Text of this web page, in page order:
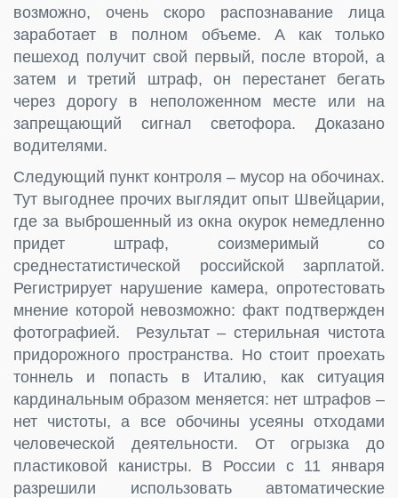
возможно, очень скоро распознавание лица
заработает в полном объеме. А как только
пешеход получит свой первый, после второй, а
затем и третий штраф, он перестанет бегать
через дорогу в неположенном месте или на
запрещающий сигнал светофора. Доказано
водителями.
Следующий пункт контроля – мусор на обочинах.
Тут выгоднее прочих выглядит опыт Швейцарии,
где за выброшенный из окна окурок немедленно
придет штраф, соизмеримый со
среднестатистической российской зарплатой.
Регистрирует нарушение камера, опротестовать
мнение которой невозможно: факт подтвержден
фотографией. Результат – стерильная чистота
придорожного пространства. Но стоит проехать
тоннель и попасть в Италию, как ситуация
кардинальным образом меняется: нет штрафов –
нет чистоты, а все обочины усеяны отходами
человеческой деятельности. От огрызка до
пластиковой канистры. В России с 11 января
разрешили использовать автоматические